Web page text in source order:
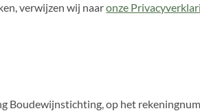
verwijzen wij naaronze
op het